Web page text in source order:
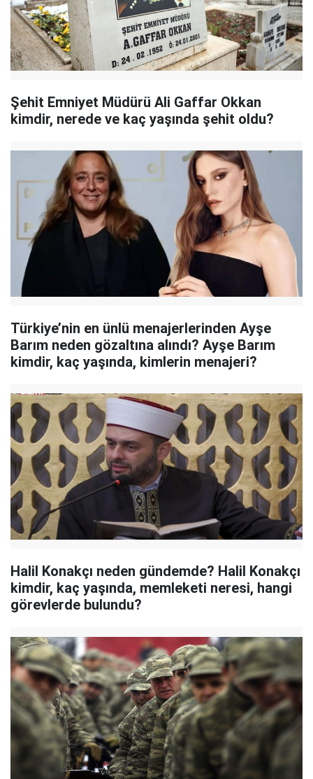
Şehit Emniyet Müdürü Ali Gaffar Okkan
kimdir, nerede ve kaç yaşında şehit oldu?
Türkiye’nin en ünlü menajerlerinden Ayşe
Barım neden gözaltına alındı? Ayşe Barım
kimdir, kaç yaşında, kimlerin menajeri?
Halil Konakçı neden gündemde? Halil Konakçı
kimdir, kaç yaşında, memleketi neresi, hangi
görevlerde bulundu?